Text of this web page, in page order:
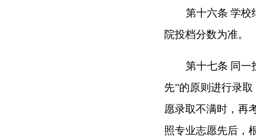
第十六条 学校
院投档分数为准。
第十七条 同一
先”的原则进行录
愿录取不满时，再
照专业志愿先后，